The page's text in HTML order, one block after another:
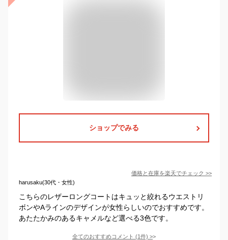
ショップでみる
価格と在庫を楽天でチェック >>
harusaku(30代・女性)
こちらのレザーロングコートはキュッと絞れるウエストリ
ボンやAラインのデザインが女性らしいのでおすすめです。
あたたかみのあるキャメルなど選べる3色です。
全てのおすすめコメント (1件) >